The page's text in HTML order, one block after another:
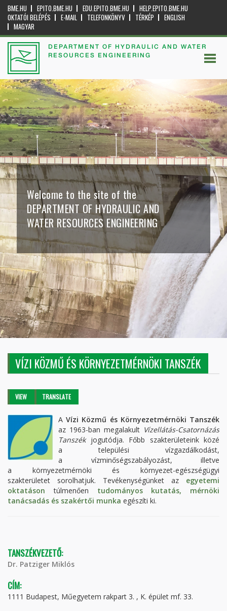
BME.HU EPITO.BME.HU EDU.EPITO.BME.HU
HELP.EPITO.BME.HU
OKTATÓI BELÉPÉS
E-MAIL TELEFONKÖNYV TÉRKÉP
ENGLISH
MAGYAR
DEPARTMENT OF HYDRAULIC AND WATER
RESOURCES ENGINEERING
Welcome to the site of the
DEPARTMENT OF HYDRAULIC AND
WATER RESOURCES ENGINEERING
VÍZI KÖZMŰ ÉS KÖRNYEZETMÉRNÖKI TANSZÉK
Primary tabs
VIEW (ACTIVETRANSLATE
AVízi Közmű és Környezetmérnöki Tanszék
az 1963-ban megalakult Vízellátás-Csatornázás
Tanszékjogutódja. Főbb szakterületeink közé
a települési vízgazdálkodást,
a vízminőségszabályozást, illetve
a környezetmérnöki és környezet-egészségügyi
szakterületet sorolhatjuk. Tevékenységünket az egyetemi
oktatáson túlmenően tudományos kutatás, mérnöki
tanácsadás és szakértői munka egészíti ki.
TANSZÉKVEZETŐ:
Dr. Patziger Miklós
CÍM:
1111 Budapest, Műegyetem rakpart 3. , K. épület mf. 33.